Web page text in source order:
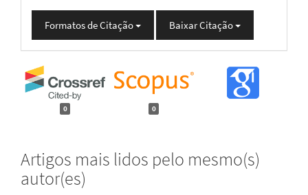
Formatos de Citação Baixar Citação
0 0
Artigos mais lidos pelo mesmo(s)
autor(es)